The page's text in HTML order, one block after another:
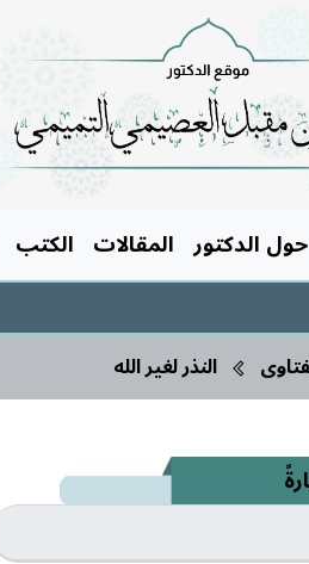
حول الدكتور المقالات الكتب
النذر لغير الله